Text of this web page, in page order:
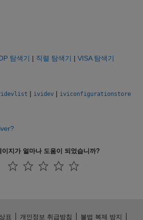
탐색기 | 직렬 탐색기 | VISA 탐색기
| ividev | iviconfigurationstore
이지가 얼마나 도움이 되었습니까?
표 개인정보 취급방침 불법 복제 방지